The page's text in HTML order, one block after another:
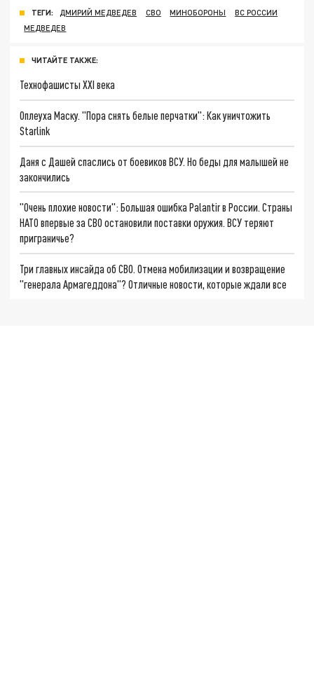
ТЕГИ: ДМИРИЙ МЕДВЕДЕВ СВО МИНОБОРОНЫ
ВС РОССИИ
МЕДВЕДЕВ
ЧИТАЙТЕ ТАКЖЕ:
Технофашисты XXI века
Оплеуха Маску. "Пора снять белые перчатки": Как уничтожить
Starlink
Даня с Дашей спаслись от боевиков ВСУ. Но беды для малышей не
закончились
"Очень плохие новости": Большая ошибка Palantir в России. Страны
НАТО впервые за СВО остановили поставки оружия. ВСУ теряют
приграничье?
Три главных инсайда об СВО. Отмена мобилизации и возвращение
"генерала Армагеддона"? Отличные новости, которые ждали все